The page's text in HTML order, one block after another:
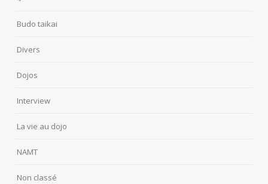
Budo taikai
Divers
Dojos
Interview
La vie au dojo
NAMT
Non classé